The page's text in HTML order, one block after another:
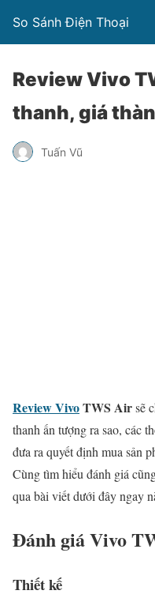
So Sánh Điện Thoại
Review Vivo
thanh, giá
Tuấn Vũ
ReviewVivoTWS Airsẽ
thanh ấn tượng ra sao, các
đưa ra quyết định mua sản
Cùng tìm hiểu đánh giá
qua bài viết dưới đây ngay
Đánh giáVivo
Thiết kế